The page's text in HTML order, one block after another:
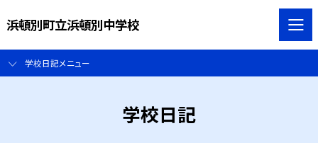
浜頓別町立浜頓別中学校
学校日記メニュー
学校日記